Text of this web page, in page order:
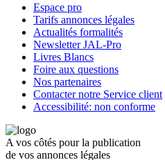
Espace pro
Tarifs annonces légales
Actualités formalités
Newsletter JAL-Pro
Livres Blancs
Foire aux questions
Nos partenaires
Contacter notre Service client
Accessibilité: non conforme
A vos côtés pour la publication
de vos annonces légales